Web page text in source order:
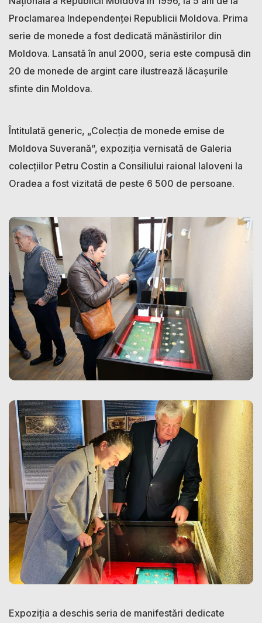
Proclamarea Independenței Republicii Moldova. Prima
serie de monede a fost dedicată mănăstirilor din
Moldova. Lansată în anul 2000, seria este compusă din
20 de monede de argint care ilustrează lăcașurile
sfinte din Moldova.
Întitulată generic, „Colecția de monede emise de
Moldova Suverană”, expoziția vernisată de Galeria
colecțiilor Petru Costin a Consiliului raional Ialoveni la
Oradea a fost vizitată de peste 6 500 de persoane.
Expoziția a deschis seria de manifestări dedicate